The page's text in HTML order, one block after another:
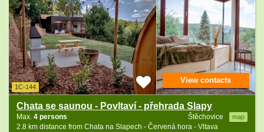
1C-144
Chata se saunou - Povltaví - přehrada Slapy
Štěchovice map
Max. 4 persons
2.8 km distance from Chata na Slapech - Červená hora - Vltava
View contacts